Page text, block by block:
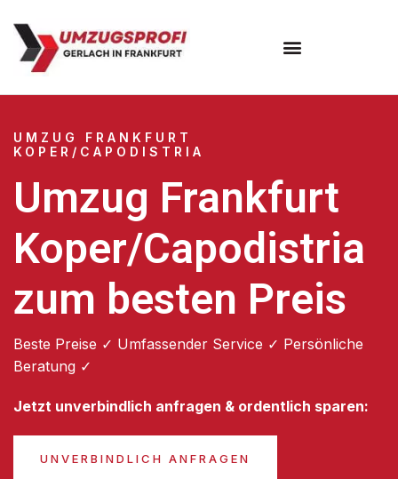
UMZUG FRANKFURT
KOPER/CAPODISTRIA
Umzug Frankfurt
Koper/Capodistria
zum besten Preis
Beste Preise ✓ Umfassender Service ✓ Persönliche
Beratung ✓
Jetzt unverbindlich anfragen & ordentlich sparen:
UNVERBINDLICH ANFRAGEN